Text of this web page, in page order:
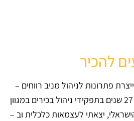
להכיר
פתרונות לניהול מניב רווחים –
בדיוק לעסק שלך. לאחר 27 שנים בתפקידי ניהול בכירים במגוון
יצאתי לעצמאות כלכלית וב –